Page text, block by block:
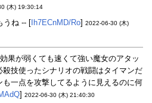
(木) 19:30:14
うね -- [ Ih7ECnMD/Ro] 2022-06-30 (木)
果が弱くても速くて強い魔女のアタッ
技使ったシナリオの戦闘はタイマンだ
も一点を攻撃してるように見えるのに何
] 2022-06-30 (木) 21:40:30